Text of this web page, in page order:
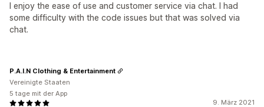
I enjoy the ease of use and customer service via chat. I had
some difficulty with the code issues but that was solved via
chat.
9. März 2021
P.A.I.N Clothing & Entertainment
Vereinigte Staaten
5 tage mit der App